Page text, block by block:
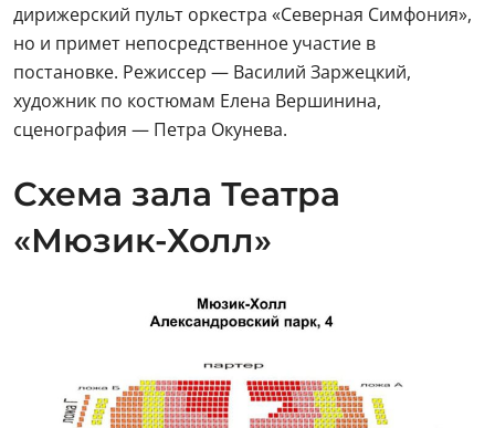
дирижерский пульт оркестра «Северная Симфония»,
но и примет непосредственное участие в
постановке. Режиссер — Василий Заржецкий,
художник по костюмам Елена Вершинина,
сценография — Петра Окунева.
Схема зала Театра
«Мюзик-Холл»